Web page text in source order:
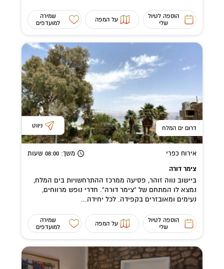
הוספה לטיול
שלי
על המפה
שמירה
למועדפים
דרום ים המלח ניווט
אירוח כפרי משך: 08:00 שעות
צימר דורה
ביישוב נווה זוהר, פסיעה ממרכז ההתרחשויות בים המלח,
נמצא לו המתחם של "צימר דורה". חדרי נופש מרווחים,
נעימים ומאובזרים בקפידה. לכל יחידה...
הוספה לטיול
שלי
על המפה
שמירה
למועדפים